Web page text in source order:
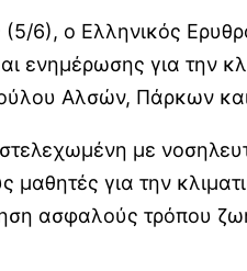
6), ο Ελληνικός
ενημέρωσης για την
Αλσών, Πάρκων
με
για την
ασφαλούς τρόπου